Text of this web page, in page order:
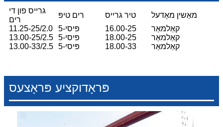
גרייס פון די
רים
רים טיפּ טיר גרייס
מאַשין מאָדעל
11.25-25/2.0
5-פּיסי 16.00-25
קאַלמאַר
13.00-25/2.5
5-פּיסי 18.00-25
קאַלמאַר
13.00-33/2.5
5-פּיסי 18.00-33 קאַלמאַר
פּראָדוקציע פּראָצעס